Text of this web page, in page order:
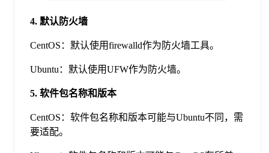
4. 默认防火墙
CentOS：默认使用firewalld作为防火墙工具。
Ubuntu：默认使用UFW作为防火墙。
5. 软件包名称和版本
CentOS：软件包名称和版本可能与Ubuntu不同，需
要适配。